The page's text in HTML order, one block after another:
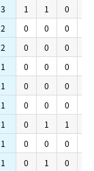
3 1 1 0
2 0 0 0
2 0 0 0
1 0 0 0
1 0 0 0
1 0 0 0
1 0 1 1
1 0 0 0
3 1 1 0
2 0 0 0
2 0 0 0
1 0 0 0
1 0 0 0
1 0 0 0
1 0 1 1
1 0 0 0
3 1 1 0
2 0 0 0
2 0 0 0
1 0 0 0
1 0 0 0
1 0 0 0
1 0 1 1
1 0 0 0
1 0 1 0
3 1 1 0
2 0 0 0
2 0 0 0
1 0 0 0
1 0 0 0
1 0 0 0
1 0 1 1
1 0 0 0
1 0 1 0